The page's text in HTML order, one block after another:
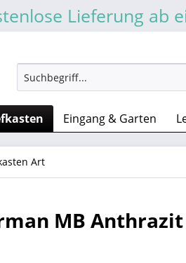
Lieferung ab
Eingang & Garten
Art
MB Anthrazit